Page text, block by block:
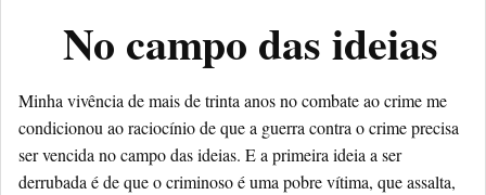
No campo das ideias
Minha vivência de mais de trinta anos no combate ao crime me
condicionou ao raciocínio de que a guerra contra o crime precisa
ser vencida no campo das ideias. E a primeira ideia a ser
derrubada é de que o criminoso é uma pobre vítima, que assalta,